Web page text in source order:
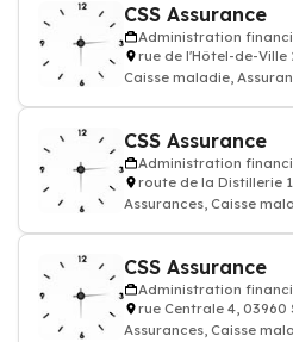
CSS Assurance
Administration
rue de l'Hôtel-de-Ville
Caisse maladie,
CSS Assurance
Administration
route de la Distillerie
Assurances, Caisse
CSS Assurance
Administration
rue Centrale 4, 03960
Assurances, Caisse